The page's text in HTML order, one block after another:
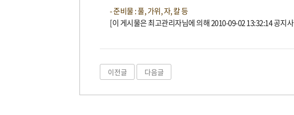
- 준비물 : 풀, 가위, 자, 칼 등
[이 게시물은 최고관리자님에 의해 2010-09-02 13:32:14 공지
이전글 다음글